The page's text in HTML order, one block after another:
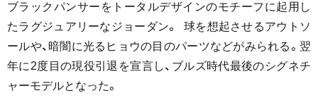
ブラックパンサーをトータルデザインのモチーフに起用し
たラグジュアリーなジョーダン。 球を想起させるアウトソ
ールや、暗闇に光るヒョウの目のパーツなどがみられる。翌
年に2度目の現役引退を宣言し、ブルズ時代最後のシグネチ
ャーモデルとなった。